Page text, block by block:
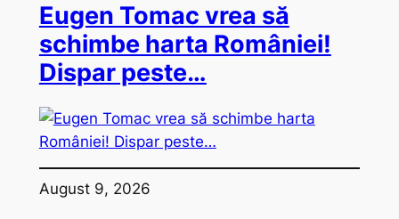
Eugen Tomac vrea să
schimbe harta României!
Dispar peste…
August 9, 2026